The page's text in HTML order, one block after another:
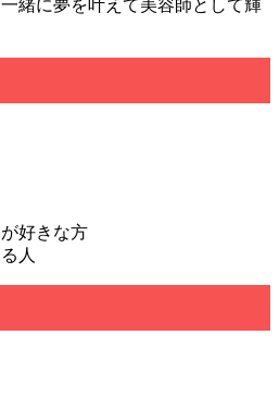
緒に夢を叶えて美容師として輝
好きな方
人